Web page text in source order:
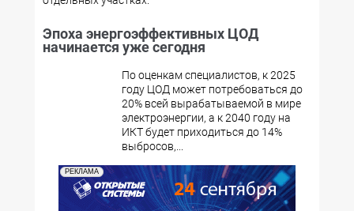
Эпоха энергоэффективных ЦОД
начинается уже сегодня
По оценкам специалистов, к 2025
году ЦОД может потребоваться до
20% всей вырабатываемой в мире
электроэнергии, а к 2040 году на
ИКТ будет приходиться до 14%
выбросов,...
РЕКЛАМА